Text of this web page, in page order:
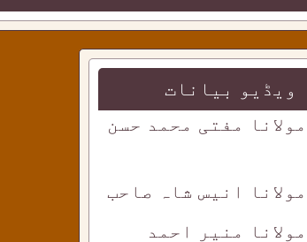
ویڈیو بیانات
مفتی محمد حسن
انیس شاہ صاحب
منیر احمد